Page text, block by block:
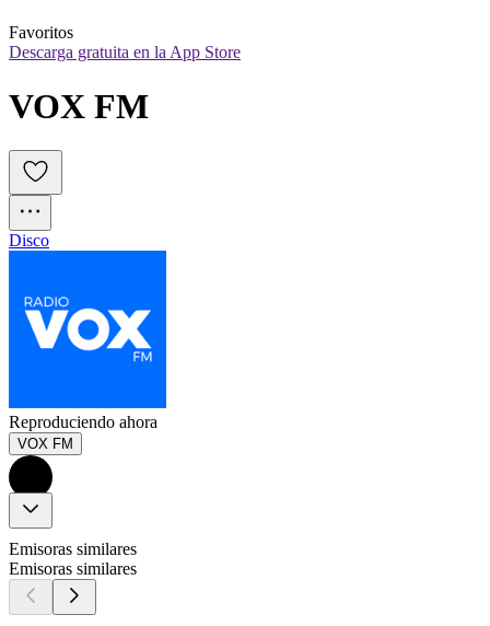
Favoritos
Descarga gratuita en la App Store
VOX FM
Disco
Reproduciendo ahora
VOX FM
Emisoras similares
Emisoras similares